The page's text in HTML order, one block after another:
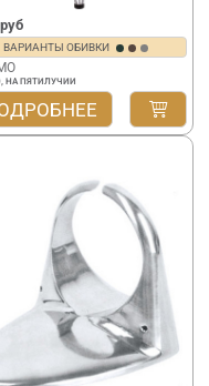
руб
ВАРИАНТЫ ОБИВКИ
НА ПЯТИЛУЧИИ